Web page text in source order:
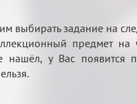
выбирать задание на
предмет
у Вас появится